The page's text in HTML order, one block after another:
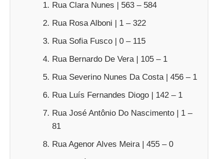
Rua Clara Nunes | 563 – 584
Rua Rosa Alboni | 1 – 322
Rua Sofia Fusco | 0 – 115
Rua Bernardo De Vera | 105 – 1
Rua Severino Nunes Da Costa | 456 – 1
Rua Luís Fernandes Diogo | 142 – 1
Rua José Antônio Do Nascimento | 1 –
81
Rua Agenor Alves Meira | 455 – 0